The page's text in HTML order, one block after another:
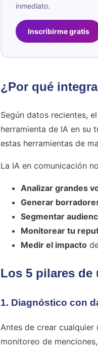
inmediato.
Inscribirme gratis
¿Por qué
Según datos recientes,
herramienta de IA en su
estas herramientas de
La IA en comunicación
Analizar grandes
Generar
Segmentar
Monitorear tu
Medir el impacto
Los 5 pilares de
1. Diagnóstico con
Antes de crear cualquier
monitoreo de